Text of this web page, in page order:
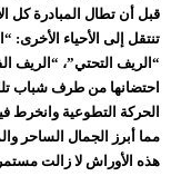
قبل أن تطال المبادرة كل
تنتقل إلى الأحياء الأخرى:
“الريف التحتي”، “الريف
احتضانها من طرف شباب
الحركة التطوعية وانخرط
مما أبرز الجمال الساحر
هذه الأوراش لا زالت